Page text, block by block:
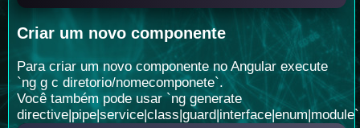
Criar um novo componente
Para criar um novo componente no Angular execute
`ng g c diretorio/nomecomponete`.
Você também pode usar `ng generate